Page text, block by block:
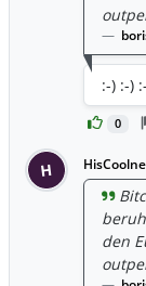
0
:-) :-)
H
den